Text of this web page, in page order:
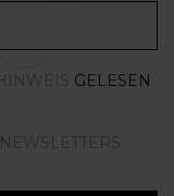
GELESEN
NEWSLETTERS